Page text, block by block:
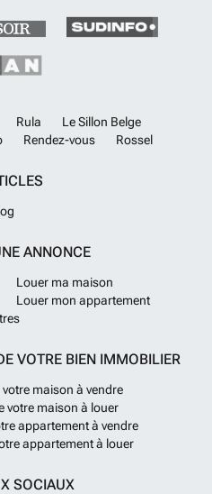
Rula
Le Sillon Belge
Rendez-vous Rossel
ANNONCE
Louer ma maison
Louer mon appartement
VOTRE BIEN IMMOBILIER
maison à vendre
votre maison à louer
appartement à vendre
appartement à louer
SOCIAUX